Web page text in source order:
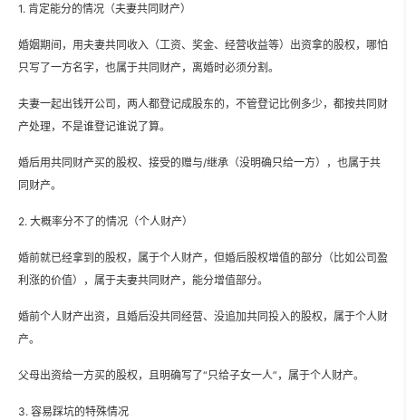
1. 肯定能分的情况（夫妻共同财产）
婚姻期间，用夫妻共同收入（工资、奖金、经营收益等）出资拿的股权，哪怕
只写了一方名字，也属于共同财产，离婚时必须分割。
夫妻一起出钱开公司，两人都登记成股东的，不管登记比例多少，都按共同财
产处理，不是谁登记谁说了算。
婚后用共同财产买的股权、接受的赠与/继承（没明确只给一方），也属于共
同财产。
2. 大概率分不了的情况（个人财产）
婚前就已经拿到的股权，属于个人财产，但婚后股权增值的部分（比如公司盈
利涨的价值），属于夫妻共同财产，能分增值部分。
婚前个人财产出资，且婚后没共同经营、没追加共同投入的股权，属于个人财
产。
父母出资给一方买的股权，且明确写了“只给子女一人”，属于个人财产。
3. 容易踩坑的特殊情况